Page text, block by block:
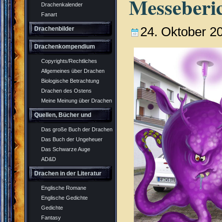
Drachenkalender
Fanart
Drachenbilder
Drachenkompendium
Copyrights/Rechtliches
Allgemeines über Drachen
Biologische Betrachtung
Drachen des Ostens
Meine Meinung über Drachen
Quellen, Bücher und
Rollenspiel
Das große Buch der Drachen
Das Buch der Ungeheuer
Das Schwarze Auge
AD&D
Drachen in der Literatur
Englische Romane
Englische Gedichte
Gedichte
Fantasy
24. Oktober